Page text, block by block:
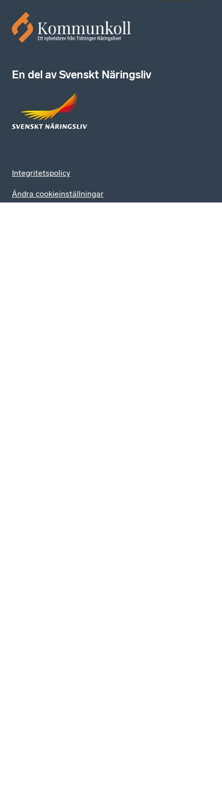
En del av Svenskt Näringsliv
Integritetspolicy
Ändra cookieinställningar